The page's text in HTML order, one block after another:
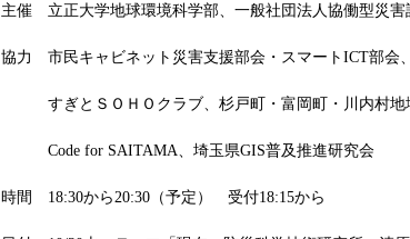
主催　立正大学地球環境科学部、一般社団法人協働型災害
協力　市民キャビネット災害支援部会・スマートICT部会
すぎとＳＯＨＯクラブ、杉戸町・富岡町・川内村地
Code for SAITAMA、埼玉県GIS普及推進研究会
時間　18:30から20:30（予定）　受付18:15から